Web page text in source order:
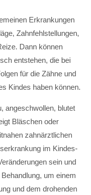
Erkrankungen
Zahnfehlstellungen,
Dann können
entstehen, die bei
für die Zähne und
Kindes haben können.
angeschwollen, blutet
Bläschen oder
zahnärztlichen
im Kindes-
sein und
um einem
und dem drohenden